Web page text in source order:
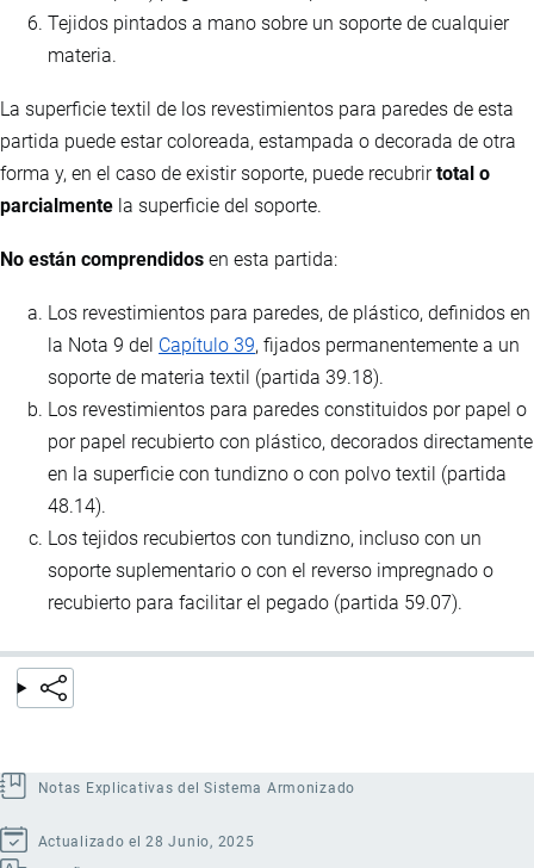
Tejidos pintados a mano sobre un soporte de cualquier
materia.
La superficie textil de los revestimientos para paredes de esta
partida puede estar coloreada, estampada o decorada de otra
forma y, en el caso de existir soporte, puede recubrirtotal o
parcialmente la superficie del soporte.
No están comprendidos en esta partida:
Los revestimientos para paredes, de plástico, definidos en
la Nota 9 del Capítulo 39, fijados permanentemente a un
soporte de materia textil (partida 39.18).
Los revestimientos para paredes constituidos por papel o
por papel recubierto con plástico, decorados directamente
en la superficie con tundizno o con polvo textil (partida
48.14).
Los tejidos recubiertos con tundizno, incluso con un
soporte suplementario o con el reverso impregnado o
recubierto para facilitar el pegado (partida 59.07).
Notas Explicativas del Sistema Armonizado
Actualizado el 28 Junio, 2025